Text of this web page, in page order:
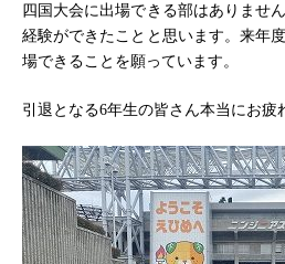
四国大会に出場できる部はありませ
経験ができたことと思います。来年
場できることを願っています。
引退となる6年生の皆さん本当にお疲